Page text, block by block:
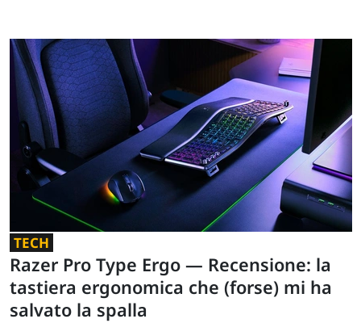
TECH
Razer Pro Type Ergo — Recensione: la
tastiera ergonomica che (forse) mi ha
salvato la spalla